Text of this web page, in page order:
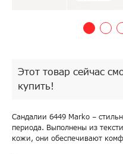
Этот товар сейчас
купить!
Сандалии 6449 Marko –
периода. Выполнены из
кожи, они обеспечивают